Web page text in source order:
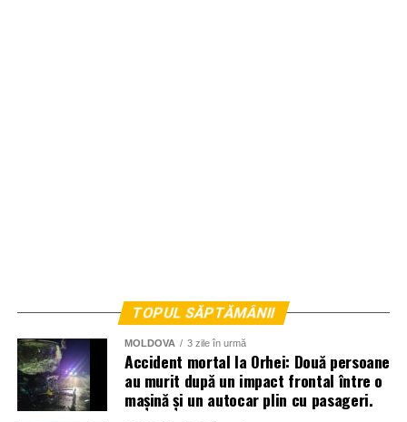
TOPUL SĂPTĂMÂNII
MOLDOVA 3 zile în urmă
Accident mortal la Orhei: Două persoane
au murit după un impact frontal între o
mașină și un autocar plin cu pasageri.